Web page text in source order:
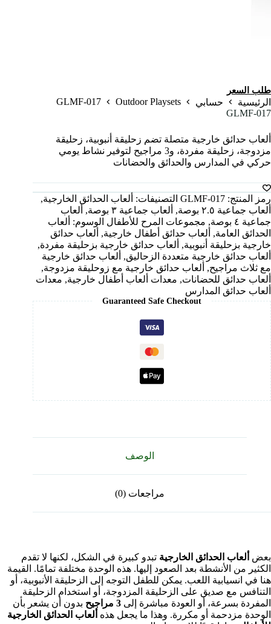
طلب السعر
الرئيسية حسابي Outdoor Playsets
GLMF-017
GLMF-017
ألعاب حدائق خارجية متصلة تضم زحليقة أنبوبية، زحليقة
مزدوجة، زحليقة مفردة، و3 مراجيح لتوفير نشاط يومي
حركي في المدارس والحدائق والحضانات
رمز المنتج: GLMF-017 التصنيفات: ألعاب الحدائق الخارجية,
ألعاب جماعية ٢.٥ بوصة
, ألعاب جماعية ٣ بوصة , ألعاب
جماعية ٤ بوصة
, مجموعات المرح للأطفال الوسوم: ألعاب
الحدائق العامة, ألعاب حدائق أطفال خارجية, ألعاب حدائق
خارجية بزحليقة أنبوبية, ألعاب حدائق خارجية بزحليقة مفردة,
ألعاب حدائق خارجية متعددة الزحاليق, ألعاب حدائق خارجية
مع ثلاث مراجيح, ألعاب حدائق خارجية مع زوحليقة مزدوجة,
ألعاب حدائق للحضانات, معدات ألعاب أطفال خارجية, معدات
ألعاب حدائق المدارس
Guaranteed Safe Checkout
الوصف
مراجعات (0)
بعض ألعاب الحدائق الخارجية تبدو كبيرة في الشكل، لكنها لا تقدم
الكثير من الأنشطة بعد الصعود إليها. هذه الوحدة مختلفة تمامًا. القيمة
هنا في انسيابية اللعب. يمكن للطفل التوجه إلى الزحليقة الأنبوبية، أو
التنافس مع صديق على الزحليقة المزدوجة، أو استخدام الزحليقة
المفردة بسرعة، أو العودة مباشرة إلى 3 مراجيح
بدون أن يشعر بأن
الوحدة مزدحمة أو مكررة. وهذا ما يجعل هذه ألعاب الحدائق الخارجية